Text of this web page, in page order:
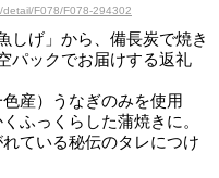
F078/F078-294302
しげ」から、備長炭で焼き
パックでお届けする返礼
産）うなぎのみを使用
ふっくらした蒲焼きに。
ている秘伝のタレにつけ